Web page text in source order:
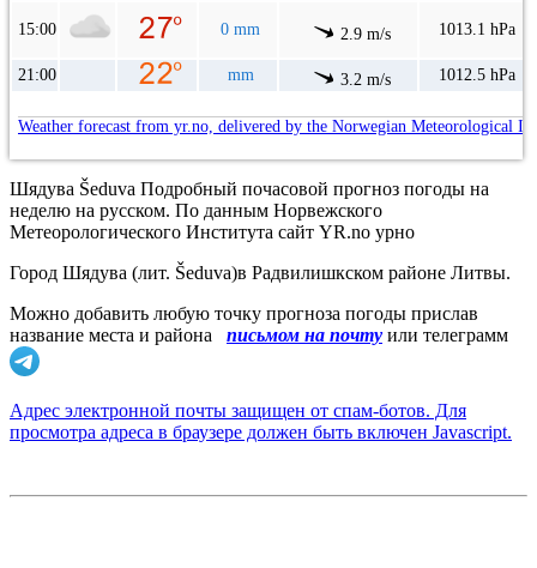
15:00 0 mm 2.9 m/s 1013.1 hPa
21:00 mm 3.2 m/s 1012.5 hPa
Weather forecast from yr.no, delivered by the Norwegian Meteorological
Шядува Šeduva Подробный почасовой прогноз погоды на
неделю на русском. По данным Норвежского
Метеорологического Института сайт YR.no урно
Город Шядува (лит. Šeduva)в Радвилишкском районе Литвы.
Можно добавить любую точку прогноза погоды прислав
название места и района
письмом на почту или телеграмм
Адрес электронной почты защищен от спам-ботов. Для
просмотра адреса в браузере должен быть включен Javascript.